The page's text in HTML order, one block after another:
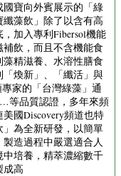
寶向外賓展示的「綠
藻飲」除了以含有高
加入專利Fibersol機能
飲，而且不含機能食
精滋養、水溶性膳食
煥新」、「纖活」與
專家的「台灣綠藻」通
等品質認證，多年來頻
國Discovery頻道也特
為全新研發，以簡單
造過程中嚴選適合人
培養，精萃濃縮數千
成高